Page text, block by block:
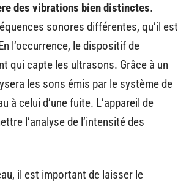
des vibrations bien distinctes.
sonores différentes, qu’il est
l’occurrence, le dispositif de
qui capte les ultrasons. Grâce à un
les sons émis par le système de
à celui d’une fuite. L’appareil de
l’analyse de l’intensité des
il est important de laisser le